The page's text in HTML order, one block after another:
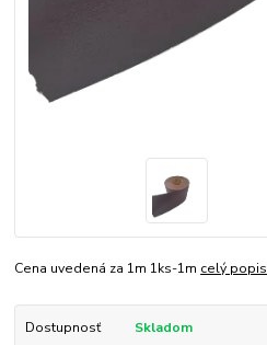
Cena uvedená za 1m 1ks-1m celý popis
Dostupnosť
Skladom